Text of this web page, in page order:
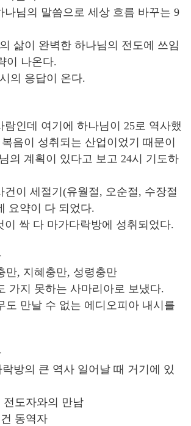
님의 말씀으로 세상 흐름 바꾸는 9
삶이 완벽한 하나님의 전도에 쓰임
이 나온다.
의 응답이 온다.
람인데 여기에 하나님이 25로 역사했
음이 성취되는 산업이었기 때문이
의 계획이 있다고 보고 24시 기도하
건이 세절기(유월절, 오순절, 수장절
요약이 다 되었다.
이 싹 다 마가다락방에 성취되었다.
만, 지혜충만, 성령충만
가지 못하는 사마리아로 보냈다.
도 만날 수 없는 에디오피아 내시를
락방의 큰 역사 일어날 때 거기에 있
전도자와의 만남
동역자